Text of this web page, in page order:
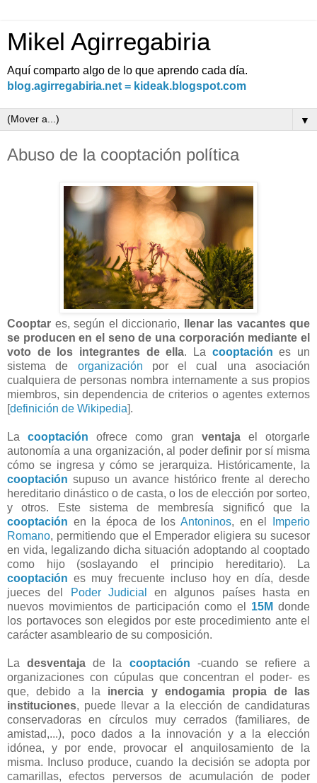
Mikel Agirregabiria
Aquí comparto algo de lo que aprendo cada día.
blog.agirregabiria.net = kideak.blogspot.com
▼
Abuso de la cooptación política
Cooptar es, según el diccionario,
llenar las vacantes que
se producen en el seno de una corporación mediante el
voto de los integrantes de ella. La cooptación es un
sistema de organización por el cual una asociación
cualquiera de personas nombra internamente a sus propios
miembros, sin dependencia de criterios o agentes externos
[definición de Wikipedia].
Lacooptación ofrece como gran ventaja el otorgarle
autonomía a una organización, al poder definir por sí misma
cómo se ingresa y cómo se jerarquiza. Históricamente, la
cooptación supuso un avance histórico frente al derecho
hereditario dinástico o de casta, o los de elección por sorteo,
y otros. Este sistema de membresía significó que la
cooptación en la época de los Antoninos, en el
Imperio
Romano, permitiendo que el Emperador eligiera su sucesor
en vida, legalizando dicha situación adoptando al cooptado
como hijo (soslayando el principio hereditario). La
cooptación es muy frecuente incluso hoy en día, desde
jueces del
Poder Judicial
en algunos países hasta en
nuevos movimientos de participación como el 15M donde
los portavoces son elegidos por este procedimiento ante el
carácter asambleario de su composición.
Ladesventajade la cooptación -cuando se refiere a
organizaciones con cúpulas que concentran el poder- es
que, debido a la inercia y endogamia propia de las
instituciones, puede llevar a la elección de candidaturas
conservadoras en círculos muy cerrados (familiares, de
amistad,...), poco dados a la innovación y a la elección
idónea, y por ende, provocar el anquilosamiento de la
misma. Incluso produce, cuando la decisión se adopta por
camarillas, efectos perversos de acumulación de poder